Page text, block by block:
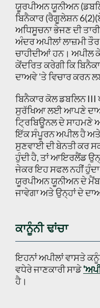
ਯੂਰਪੀਅਨ ਯੂਨੀਅਨ
ਬਿਨੈਕਾਰ (ਰੈਗੂਲੇਸ਼ਨ
ਅਧਿਸੂਚਨਾ ਭੇਜਣ ਦੀ
ਅੰਦਰ ਅਪੀਲਾਂ ਲਾਜ਼ਮੀ
ਚਾਹੀਦੀਆਂ ਹਨ। ਅਪੀਲ
ਕੇਂਦਰਿਤ ਕਰੇਗੀ ਕਿ
ਦਾਅਵੇ 'ਤੇ ਵਿਚਾਰ ਕਰਨ
ਬਿਨੈਕਾਰ ਕੋਲ ਡਬਲਿਨ III
ਸੁਰੱਖਿਆ ਲਈ ਆਪਣੇ
ਟ੍ਰਿਬਿਊਨਲ ਦੇ ਸਾਹਮਣੇ
ਇੱਕ ਸੰਪੂਰਨ ਅਪੀਲ ਹੈ ਅਤੇ
ਸੁਣਵਾਈ ਦੀ ਬੇਨਤੀ ਕਰ
ਹੁੰਦੀ ਹੈ, ਤਾਂ ਆਇਰਲੈਂਡ
ਜੇਕਰ ਇਹ ਸਫਲ ਨਹੀਂ ਹੁੰਦਾ
ਯੂਰਪੀਅਨ ਯੂਨੀਅਨ ਦੇ
ਜਾਵੇਗਾ ਅਤੇ ਉਨ੍ਹਾਂ ਦੇ
ਕਾਨੂੰਨੀ ਢਾਂਚਾ
ਇਹਨਾਂ ਅਪੀਲਾਂ ਵਾਸਤੇ
ਵਧੇਰੇ ਜਾਣਕਾਰੀ ਸਾਡੇ
ਹੈ।